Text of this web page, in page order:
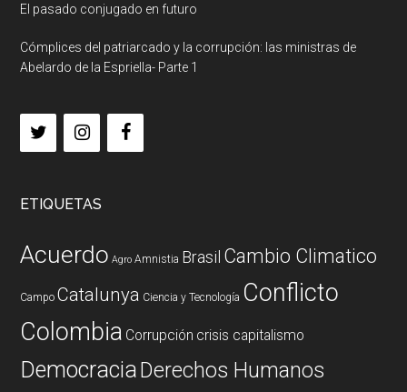
El pasado conjugado en futuro
Cómplices del patriarcado y la corrupción: las ministras de
Abelardo de la Espriella- Parte 1
ETIQUETAS
Acuerdo Agro Amnistia Brasil Cambio Climatico
Campo Catalunya Ciencia y Tecnología Conflicto
Colombia Corrupción crisis capitalismo
DemocraciaDerechos Humanos